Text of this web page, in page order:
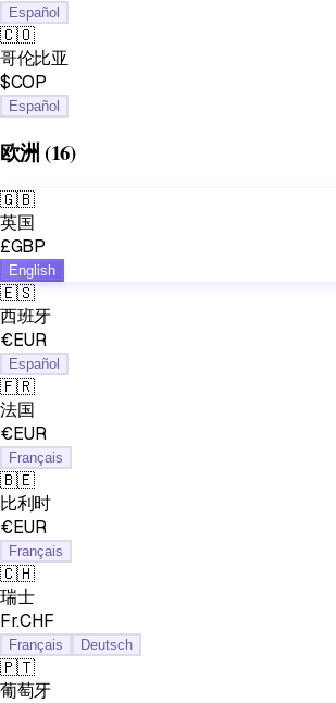
Español
🇨🇴
哥伦比亚
$COP
Español
欧洲 (16)
🇬🇧
英国
£GBP
English
🇪🇸
西班牙
€EUR
Español
🇫🇷
法国
€EUR
Français
🇧🇪
比利时
€EUR
Français
🇨🇭
瑞士
Fr.CHF
Français Deutsch
🇵🇹
葡萄牙